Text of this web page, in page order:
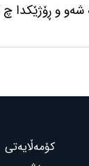
کاتژمێر لە شەو و
کۆمەڵایەتی